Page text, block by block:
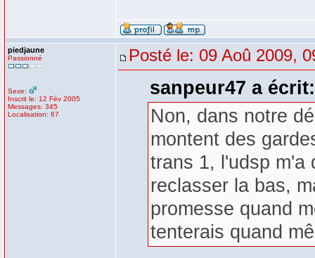
piedjaune
Passionné
Sexe:
Inscrit le: 12 Fév 2005
Messages: 345
Localisation: 67
Posté le: 09 Aoû 2009,
sanpeur47 a écrit:
Non, dans notre
montent des
trans 1, l'udsp m'a
reclasser la bas,
promesse quand
tenterais quand